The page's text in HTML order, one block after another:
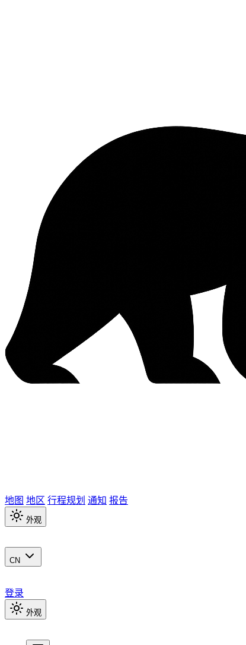
地图 地区 行程规划 通知 报告
外观
CN
登录
外观